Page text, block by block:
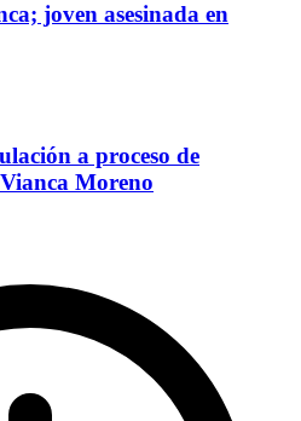
joven asesinada en
a proceso de
Moreno